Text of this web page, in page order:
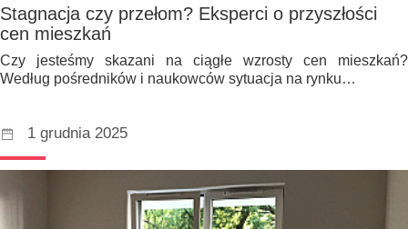
Stagnacja czy przełom? Eksperci o przyszłości
cen mieszkań
Czy jesteśmy skazani na ciągłe wzrosty cen mieszkań?
Według pośredników i naukowców sytuacja na rynku…
1 grudnia 2025